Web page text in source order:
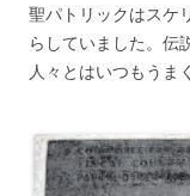
聖パトリックはスケ
らしていました。伝
人々とはいつもうま